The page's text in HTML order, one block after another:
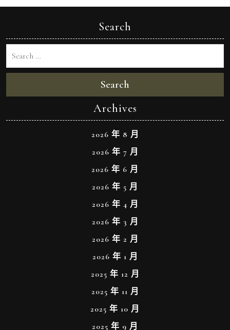
Search
Search
Archives
2026 年 8 月
2026 年 7 月
2026 年 6 月
2026 年 5 月
2026 年 4 月
2026 年 3 月
2026 年 2 月
2026 年 1 月
2025 年 12 月
2025 年 11 月
2025 年 10 月
2025 年 9 月